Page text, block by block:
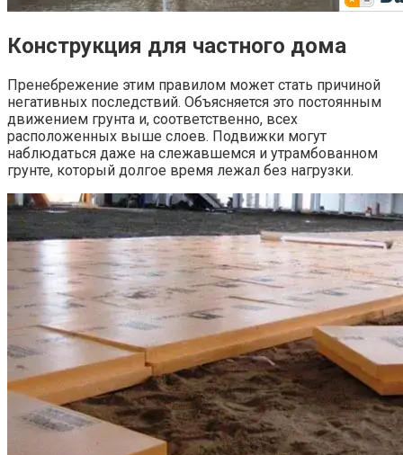
Конструкция для частного дома
Пренебрежение этим правилом может стать причиной
негативных последствий. Объясняется это постоянным
движением грунта и, соответственно, всех
расположенных выше слоев. Подвижки могут
наблюдаться даже на слежавшемся и утрамбованном
грунте, который долгое время лежал без нагрузки.